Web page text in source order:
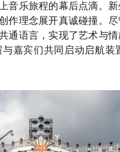
音乐旅程的幕后点滴。
作理念展开真诚碰撞。
通语言，实现了艺术与
嘉宾们共同启动启航装